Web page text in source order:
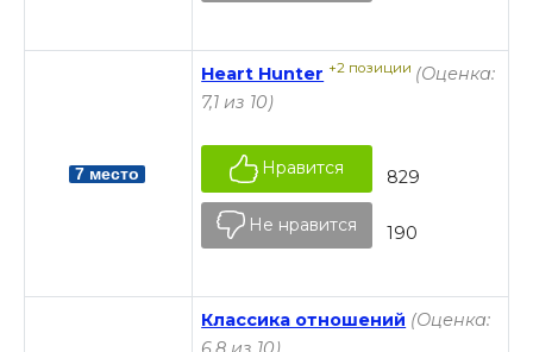
7 место
Heart Hunter +2 позиции (Оценка:
7,1 из 10)
Нравится 829
Не нравится 190
Классика отношений (Оценка: